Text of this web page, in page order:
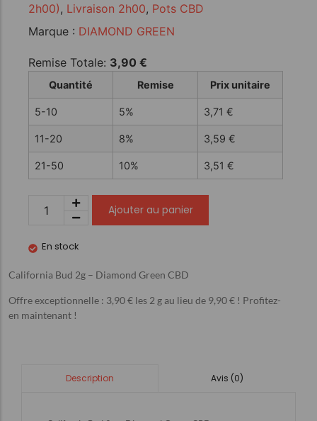
2h00), Livraison 2h00, Pots CBD
Marque : DIAMOND GREEN
Remise Totale: 3,90 €
Quantité Remise Prix unitaire
5-10 5% 3,71 €
11-20 8% 3,59 €
21-50 10% 3,51 €
Ajouter au panier
En stock
California Bud 2g – Diamond Green CBD
Offre exceptionnelle : 3,90 € les 2 g au lieu de 9,90 € ! Profitez-
en maintenant !
Description Avis (0)